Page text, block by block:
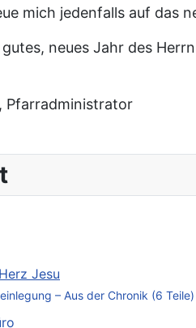
mich jedenfalls auf das
neues Jahr des
Pfarradministrator
Jesu
– Aus der Chronik (6 Teile)